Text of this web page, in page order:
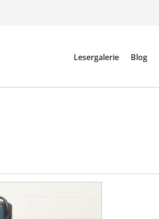
Lesergalerie Blog